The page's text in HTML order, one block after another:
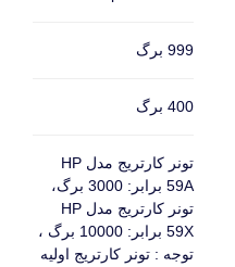
999 برگ
400 برگ
تونر کارتریج مدل HP
59A برابر: 3000 برگ،
تونر کارتریج مدل HP
59X برابر: 10000 برگ ،
توجه : تونر کارتریج اولیه